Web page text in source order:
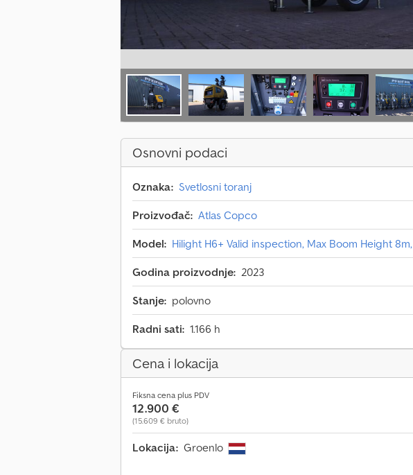
Osnovni podaci
Oznaka: Svetlosni toranj
Proizvođač: Atlas Copco
Model: Hilight H6+ Valid inspection, Max Boom Height 8m,
Godina proizvodnje: 2023
Stanje: polovno
Radni sati: 1.166 h
Cena i lokacija
Fiksna cena plus PDV
12.900 €
(15.609 € bruto)
Lokacija: Groenlo